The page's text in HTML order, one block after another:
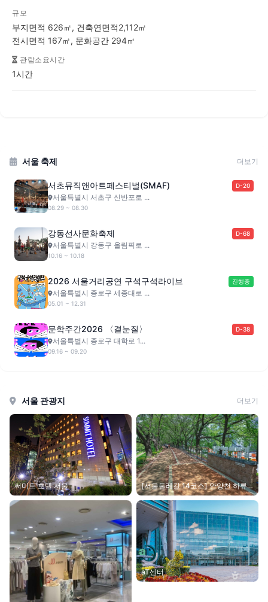
규모
부지면적 626㎡, 건축연면적2,112㎡
전시면적 167㎡, 문화공간 294㎡
관람소요시간
1시간
서울 축제 더보기
서초뮤직앤아트페스티벌(SMAF) D-20
서울특별시 서초구 신반포로 ...
08.29 ~ 08.30
강동선사문화축제 D-68
서울특별시 강동구 올림픽로 ...
10.16 ~ 10.18
2026 서울거리공연 구석구석라이브 진행중
서울특별시 종로구 세종대로 ...
05.01 ~ 12.31
문학주간2026 〈곁눈질〉 D-38
서울특별시 종로구 대학로 1...
09.16 ~ 09.20
서울 관광지 더보기
써미트 호텔 서울
[서울둘레길 14코스] 안양천 하류
코스
aT센터